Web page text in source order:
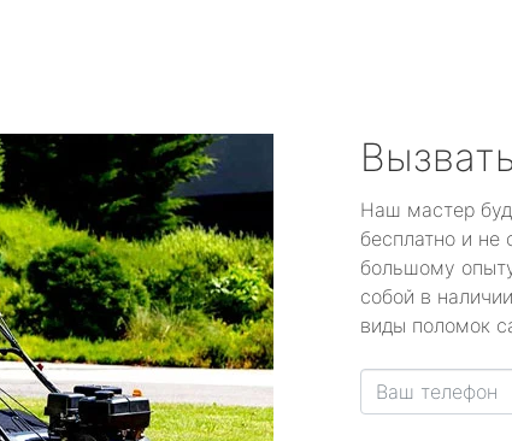
Наш мастер
бесплатно и не
большому
собой в
виды поломок